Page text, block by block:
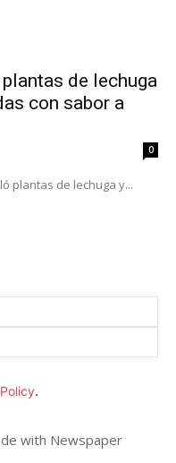
de lechuga
con sabor a
0
plantas de lechuga y...
.
with Newspaper